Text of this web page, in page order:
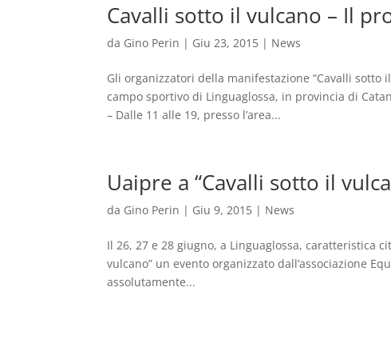
Cavalli sotto il vulcano – Il
da Gino Perin | Giu 23, 2015 | News
Gli organizzatori della manifestazione “Cavalli
campo sportivo di Linguaglossa, in provincia di
– Dalle 11 alle 19, presso l’area...
Uaipre a “Cavalli sotto il
da Gino Perin | Giu 9, 2015 | News
Il 26, 27 e 28 giugno, a Linguaglossa, caratteristica
vulcano” un evento organizzato dall’associazione
assolutamente...